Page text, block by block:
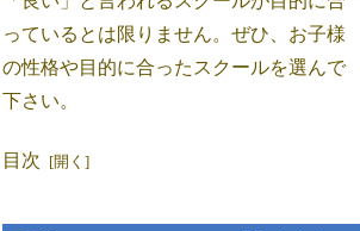
っているとは限りません。ぜひ、お子様
の性格や目的に合ったスクールを選んで
下さい。
目次